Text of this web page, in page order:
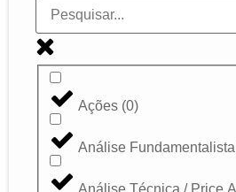
Ações (0)
Análise Fundamentalista
Análise Técnica / Price